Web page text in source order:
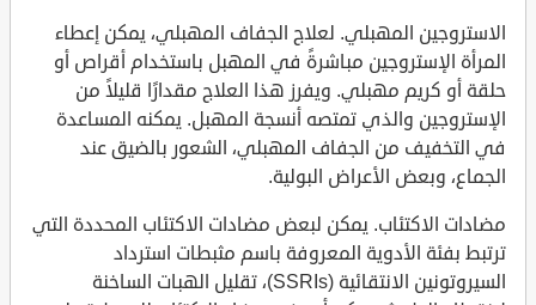
الاستروجين المهبلي. لعلاج الجفاف المهبلي، يمكن إعطاء
المرأة الإستروجين مباشرةً في المهبل باستخدام أقراص أو
حلقة أو كريم مهبلي. ويفرز هذا العلاج مقدارًا قليلاً من
الإستروجين والذي تمتصه أنسجة المهبل. يمكنه المساعدة
في التخفيف من الجفاف المهبلي، الشعور بالضيق عند
الجماع، وبعض الأعراض البولية.
مضادات الاكتئاب. يمكن لبعض مضادات الاكتئاب المحددة التي
ترتبط بفئة الأدوية المعروفة باسم مثبطات استرداد
السيروتونين الانتقائية (SSRIs)، تقليل الهبات الساخنة